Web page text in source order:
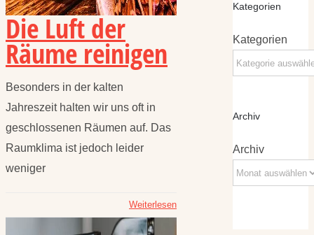
Die Luft der
Räume reinigen
Besonders in der kalten
Jahreszeit halten wir uns oft in
geschlossenen Räumen auf. Das
Raumklima ist jedoch leider
weniger
Weiterlesen
Kategorien
Kategorien
Archiv
Archiv